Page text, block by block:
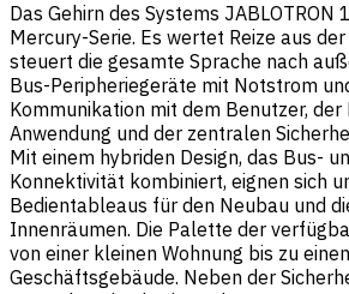
Das Gehirn des Systems JABLOTRON
Mercury-Serie. Es wertet Reize aus
steuert die gesamte Sprache nach
Bus-Peripheriegeräte mit Notstrom
Kommunikation mit dem Benutzer, der
Anwendung und der zentralen
Mit einem hybriden Design, das Bus-
Konnektivität kombiniert, eignen sich
Bedientableaus für den Neubau und
Innenräumen. Die Palette der
von einer kleinen Wohnung bis zu
Geschäftsgebäude. Neben der